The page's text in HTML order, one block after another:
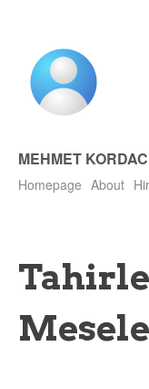
MEHMET
Homepage About